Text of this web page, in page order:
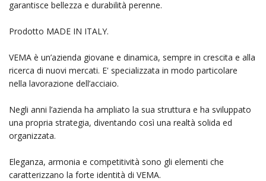
garantisce bellezza e durabilità perenne.
Prodotto MADE IN ITALY.
VEMA è un’azienda giovane e dinamica, sempre in crescita e alla
ricerca di nuovi mercati. E' specializzata in modo particolare
nella lavorazione dell’acciaio.
Negli anni l’azienda ha ampliato la sua struttura e ha sviluppato
una propria strategia, diventando così una realtà solida ed
organizzata.
Eleganza, armonia e competitività sono gli elementi che
caratterizzano la forte identità di VEMA.